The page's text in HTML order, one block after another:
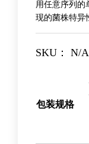
用任意序列的
现的菌株特异
SKU： N/A
包装规格